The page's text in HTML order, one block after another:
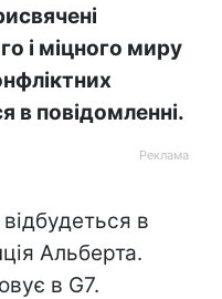
і міцного миру
в повідомленні.
в
Альберта.
в G7.